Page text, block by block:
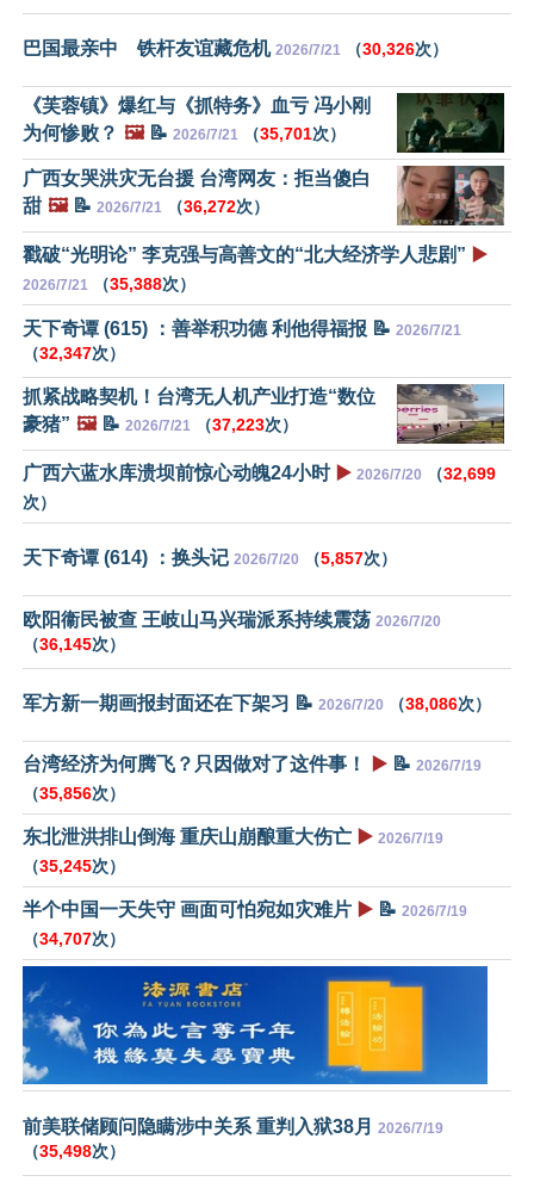
巴国最亲中 铁杆友谊藏危机 2026/7/21 （30,326次）
《芙蓉镇》爆红与《抓特务》血亏 冯小刚
为何惨败？ 🖼️📝 2026/7/21 （35,701次）
广西女哭洪灾无台援 台湾网友：拒当傻白
甜 🖼️📝 2026/7/21 （36,272次）
戳破“光明论” 李克强与高善文的“北大经济学人悲剧” ▶️
2026/7/21 （35,388次）
天下奇谭 (615) ：善举积功德 利他得福报 📝 2026/7/21
（32,347次）
抓紧战略契机！台湾无人机产业打造“数位
豪猪” 🖼️📝 2026/7/21 （37,223次）
广西六蓝水库溃坝前惊心动魄24小时 ▶️ 2026/7/20 （32,699
次）
天下奇谭 (614) ：换头记 2026/7/20 （5,857次）
欧阳衞民被查 王岐山马兴瑞派系持续震荡 2026/7/20
（36,145次）
军方新一期画报封面还在下架习 📝 2026/7/20 （38,086次）
台湾经济为何腾飞？只因做对了这件事！ ▶️ 📝 2026/7/19
（35,856次）
东北泄洪排山倒海 重庆山崩酿重大伤亡 ▶️ 2026/7/19
（35,245次）
半个中国一天失守 画面可怕宛如灾难片 ▶️ 📝 2026/7/19
（34,707次）
前美联储顾问隐瞒涉中关系 重判入狱38月 2026/7/19
（35,498次）